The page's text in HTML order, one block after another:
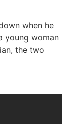
when he
young woman
the two